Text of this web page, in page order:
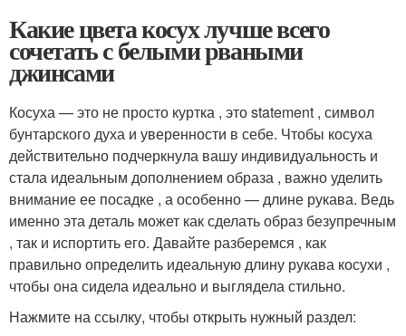
Какие цвета косух лучше всего
сочетать с белыми рваными
джинсами
Косуха — это не просто куртка , это statement , символ
бунтарского духа и уверенности в себе. Чтобы косуха
действительно подчеркнула вашу индивидуальность и
стала идеальным дополнением образа , важно уделить
внимание ее посадке , а особенно — длине рукава. Ведь
именно эта деталь может как сделать образ безупречным
, так и испортить его. Давайте разберемся , как
правильно определить идеальную длину рукава косухи ,
чтобы она сидела идеально и выглядела стильно.
Нажмите на ссылку, чтобы открыть нужный раздел: